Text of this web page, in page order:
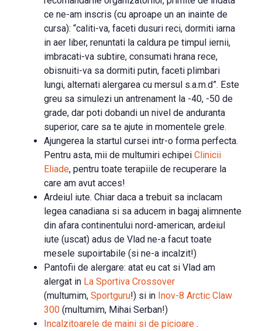
ce ne-am inscris (cu aproape un an inainte de
cursa): “caliti-va, faceti dusuri reci, dormiti iarna
in aer liber, renuntati la caldura pe timpul iernii,
imbracati-va subtire, consumati hrana rece,
obisnuiti-va sa dormiti putin, faceti plimbari
lungi, alternati alergarea cu mersul s.a.m.d”. Este
greu sa simulezi un antrenament la -40, -50 de
grade, dar poti dobandi un nivel de anduranta
superior, care sa te ajute in momentele grele.
Ajungerea la startul cursei intr-o forma perfecta.
Pentru asta, mii de multumiri echipei Clinicii
Eliade, pentru toate terapiile de recuperare la
care am avut acces!
Ardeiul iute. Chiar daca a trebuit sa inclacam
legea canadiana si sa aducem in bagaj alimnente
din afara continentului nord-american, ardeiul
iute (uscat) adus de Vlad ne-a facut toate
mesele supoirtabile (si ne-a incalzit!)
Pantofii de alergare: atat eu cat si Vlad am
alergat in La Sportiva Crossover
(multumim, Sportguru!) si in Inov-8 Arctic Claw
300 (multumim, Mihai Serban!)
Incalzitoarele de maini si de picioare .